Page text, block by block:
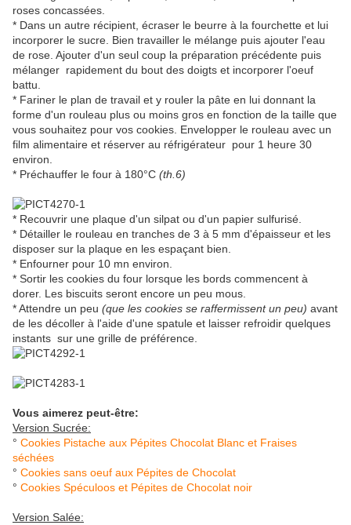
roses concassées.
* Dans un autre récipient, écraser le beurre à la fourchette et lui
incorporer le sucre. Bien travailler le mélange puis ajouter l'eau
de rose. Ajouter d'un seul coup la préparation précédente puis
mélanger rapidement du bout des doigts et incorporer l'oeuf
battu.
* Fariner le plan de travail et y rouler la pâte en lui donnant la
forme d'un rouleau plus ou moins gros en fonction de la taille que
vous souhaitez pour vos cookies. Envelopper le rouleau avec un
film alimentaire et réserver au réfrigérateur pour 1 heure 30
environ.
* Préchauffer le four à 180°C (th.6)
* Recouvrir une plaque d'un silpat ou d'un papier sulfurisé.
* Détailler le rouleau en tranches de 3 à 5 mm d'épaisseur et les
disposer sur la plaque en les espaçant bien.
* Enfourner pour 10 mn environ.
* Sortir les cookies du four lorsque les bords commencent à
dorer. Les biscuits seront encore un peu mous.
* Attendre un peu (que les cookies se raffermissent un peu) avant
de les décoller à l'aide d'une spatule et laisser refroidir quelques
instants sur une grille de préférence.
Vous aimerez peut-être:
Version Sucrée:
° Cookies Pistache aux Pépites Chocolat Blanc et Fraises
séchées
° Cookies sans oeuf aux Pépites de Chocolat
° Cookies Spéculoos et Pépites de Chocolat noir
Version Salée: